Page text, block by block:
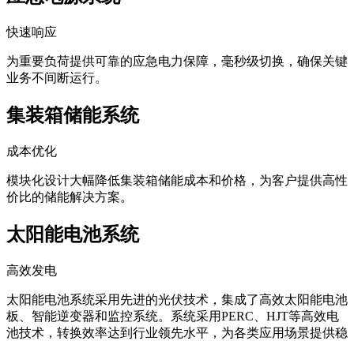
快速响应
为重要负荷提供可靠的应急电力保障，毫秒级切换，确保关键
业务不间断运行。
集装箱储能系统
成本优化
模块化设计大幅降低集装箱储能成本和价格，为客户提供高性
价比的储能解决方案。
太阳能电池系统
高效发电
太阳能电池系统采用先进的光伏技术，集成了高效太阳能电池
板、智能逆变器和监控系统。系统采用PERC、HJT等高效电
池技术，转换效率达到行业领先水平，为各类应用场景提供稳